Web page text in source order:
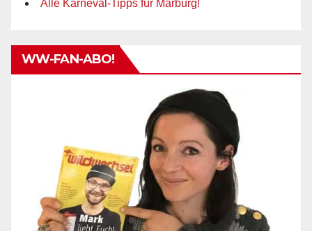
Alle Karneval-Tipps für Marburg!
WW-FAN-ABO!